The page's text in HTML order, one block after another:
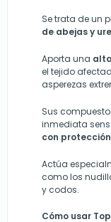
Se trata de un
de abejas y
Aporta una
el tejido
asperezas
Sus
inmediata
con
Actúa
como los
y codos.
Cómo usar